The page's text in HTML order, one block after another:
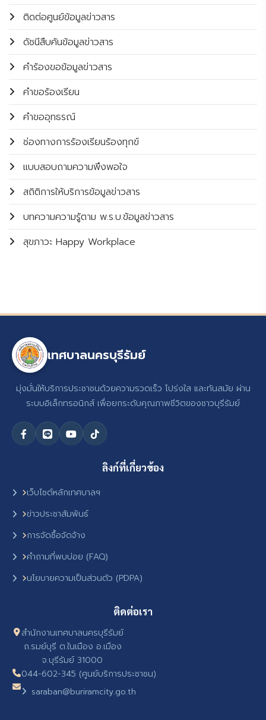
ติดต่อศูนย์ข้อมูลข่าวสาร
ดัชนีสืบค้นข้อมูลข่าวสาร
คำร้องขอข้อมูลข่าวสาร
คำขอร้องเรียน
คำขออุทธรณ์
ช่องทางการร้องเรียนร้องทุกข์
แบบสอบถามความพึงพอใจ
สถิติการให้บริการข้อมูลข่าวสาร
บทความความรู้ตาม พ.ร.บ.ข้อมูลข่าวสาร
สุขภาวะ Happy Workplace
เทศบาลนครบุรีรัมย์
มุ่งมั่นให้บริการประชาชนด้วยความรวดเร็ว โปร่งใส และทันสมัย ผ่าน
ระบบอิเล็กทรอนิกส์ เพื่อยกระดับคุณภาพชีวิตของชาวบุรีรัมย์
ลิงก์ที่เกี่ยวข้อง
เว็บไซต์หลักเทศบาลฯ
ข่าวประชาสัมพันธ์
การจัดซื้อจัดจ้าง
คำถามที่พบบ่อย (FAQ)
นโยบายความเป็นส่วนตัว (PDPA)
ติดต่อเรา
สำนักงานเทศบาลนครบุรีรัมย์
ถ.รมย์บุรี ต.ในเมือง อ.เมือง
จ.บุรีรัมย์ 31000
044-602-345 (ศูนย์บริการประชาชน)
saraban@buriramcity.go.th